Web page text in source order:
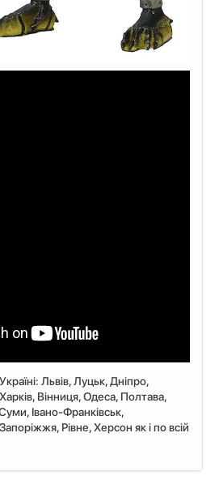
Львiв, Луцьк, Дніпро,
Вінниця, Одеса, Полтава,
Івано-Франківськ,
Рівне, Херсон як і по всій